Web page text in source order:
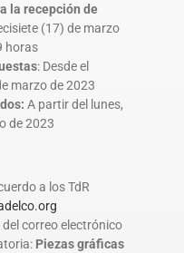
la recepción de
(17) de marzo
horas
: Desde el
marzo de 2023
A partir del lunes,
de 2023
a los TdR
correo electrónico
Piezas gráficas